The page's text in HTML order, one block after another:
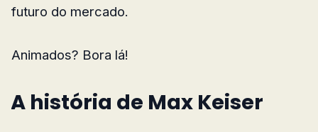
futuro do mercado.
Animados? Bora lá!
A história de Max Keiser